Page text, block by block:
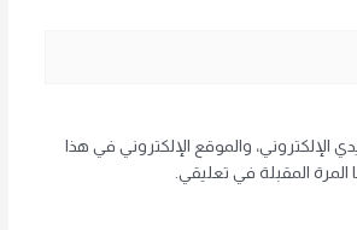
الإلكتروني، والموقع الإلكتروني في هذا
المرة المقبلة في تعليقي.